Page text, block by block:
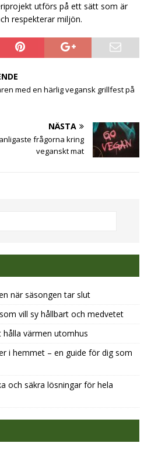
utförs på ett sätt som är
respekterar miljön.
med en härlig vegansk grillfest på
NÄSTA
frågorna kring
veganskt mat
när säsongen tar slut
vill sy hållbart och medvetet
värmen utomhus
i hemmet – en guide för dig som
och säkra lösningar för hela